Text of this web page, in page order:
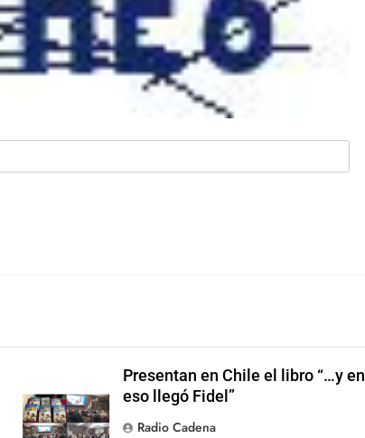
Presentan en Chile el libro “…y en
eso llegó Fidel”
Radio Cadena